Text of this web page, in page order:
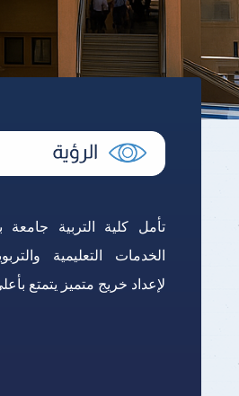
تأمل كلية التربية
الخدمات التعليمية
لإعداد خريج متميز يتمتع